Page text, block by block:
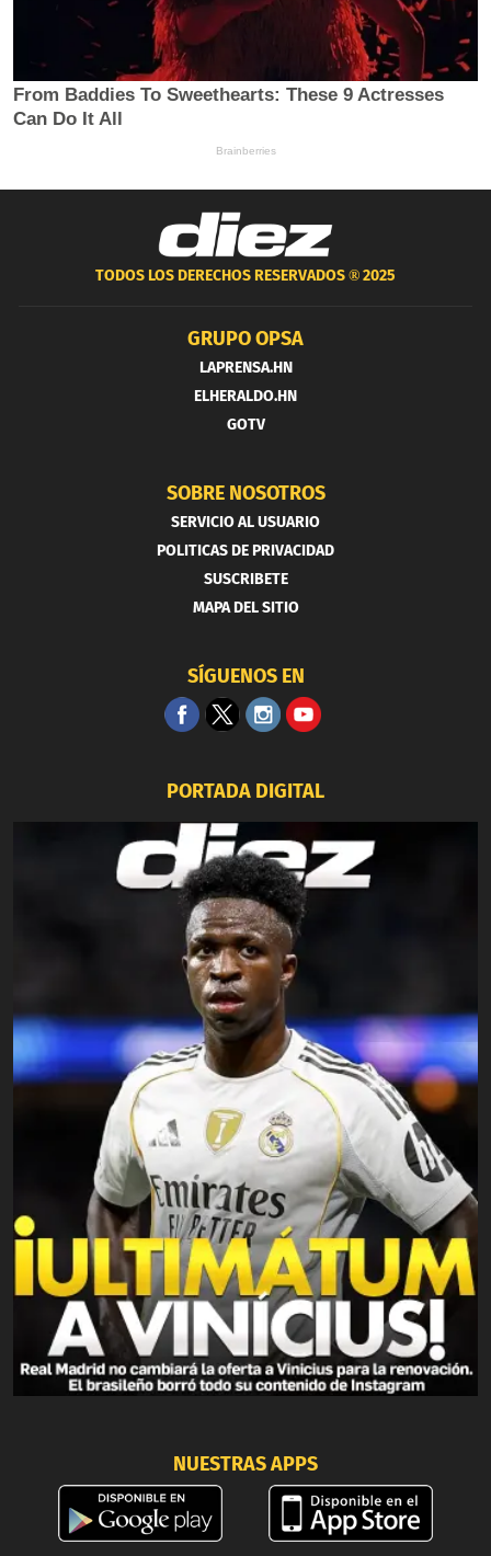
TODOS LOS DERECHOS RESERVADOS ®2025
GRUPO OPSA
LAPRENSA.HN
ELHERALDO.HN
GOTV
SOBRE NOSOTROS
SERVICIO AL USUARIO
POLITICAS DE PRIVACIDAD
SUSCRIBETE
MAPA DEL SITIO
SÍGUENOS EN
PORTADA DIGITAL
NUESTRAS APPS